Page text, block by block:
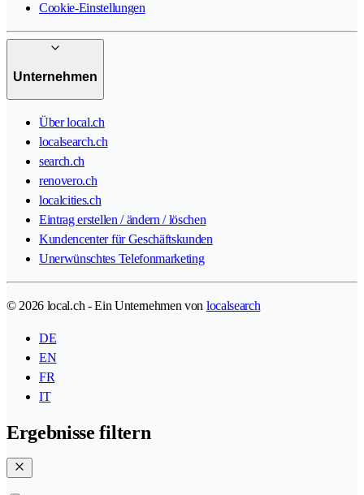
Cookie-Einstellungen
Unternehmen
Über local.ch
localsearch.ch
search.ch
renovero.ch
localcities.ch
Eintrag erstellen / ändern / löschen
Kundencenter für Geschäftskunden
Unerwünschtes Telefonmarketing
© 2026 local.ch - Ein Unternehmen von localsearch
DE
EN
FR
IT
Ergebnisse filtern